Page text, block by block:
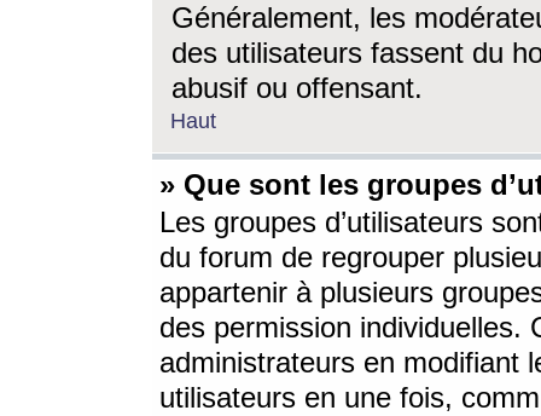
Généralement, les
des utilisateurs fassent du
abusif ou offensant.
Haut
» Que sont les groupes
Les groupes d’utilisateurs
du forum de regrouper
appartenir à plusieurs
des permission individuelles.
administrateurs en modifiant
utilisateurs en une fois,